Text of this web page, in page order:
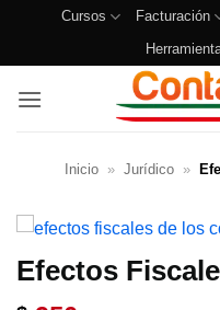
Cursos Facturación
Inicio » Jurídico »
Efectos